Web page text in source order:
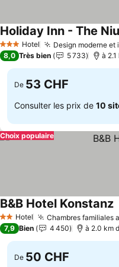
3 ÉtoilesHotel Design moderne et
Holiday Inn - The
8,0 Très bien 5 733 à
De 53 CHF
Consulter les prix de 10
Choix populaire
2 Étoiles
Hotel Chambres familiales
B&B Hotel Konstanz
7,9 Bien 4 450 à 2.0 km
De 50 CHF